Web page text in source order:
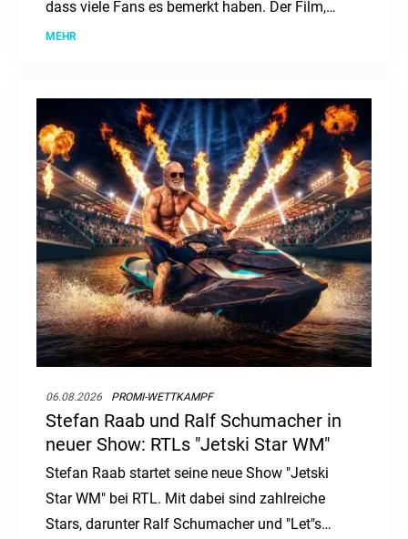
dass viele Fans es bemerkt haben. Der Film,
mit Stars wie Tom Holland und Zendaya, hat
MEHR
06.08.2026 PROMI-WETTKAMPF
Stefan Raab und Ralf Schumacher in
neuer Show: RTLs "Jetski Star WM"
Stefan Raab startet seine neue Show "Jetski
Star WM" bei RTL. Mit dabei sind zahlreiche
Stars, darunter Ralf Schumacher und "Let"s